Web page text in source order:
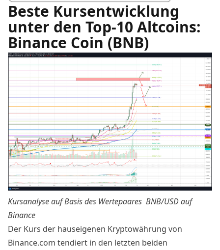
Beste Kursentwicklung
unter den Top-10 Altcoins:
Binance Coin (BNB)
Kursanalyse auf Basis des Wertepaares BNB/USD auf
Binance
Der Kurs der hauseigenen Kryptowährung von
Binance.com tendiert in den letzten beiden